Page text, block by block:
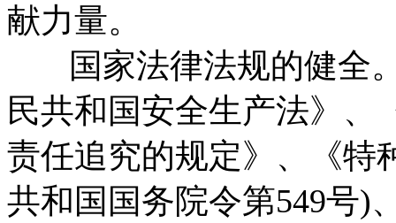
献力量。
国家法律法规的健全。
民共和国安全生产法》、
责任追究的规定》、《特
共和国国务院令第549号)